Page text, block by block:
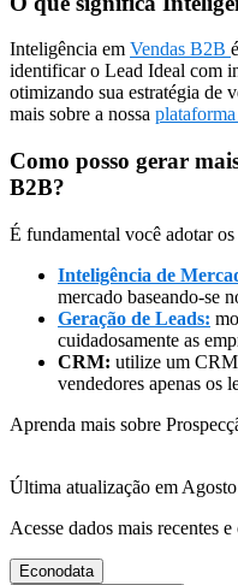
Inteligência em Vendas B2B
identificar o Lead Ideal com
otimizando sua estratégia de
mais sobre a nossa
Como posso gerar
B2B?
É fundamental você adotar
Inteligência de
mercado baseando-se
Geração de Leads:
cuidadosamente as
CRM: utilize um CRM
vendedores apenas os
Aprenda mais sobre
Última atualização em
Acesse dados mais recentes
Econodata